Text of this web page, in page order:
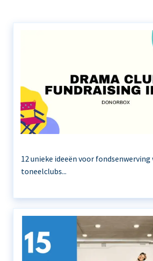
12 unieke ideeën voor fondsenwerving
toneelclubs...